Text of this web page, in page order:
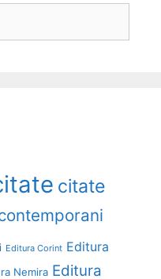
citate
Editura Corint Editura
Nemira Editura